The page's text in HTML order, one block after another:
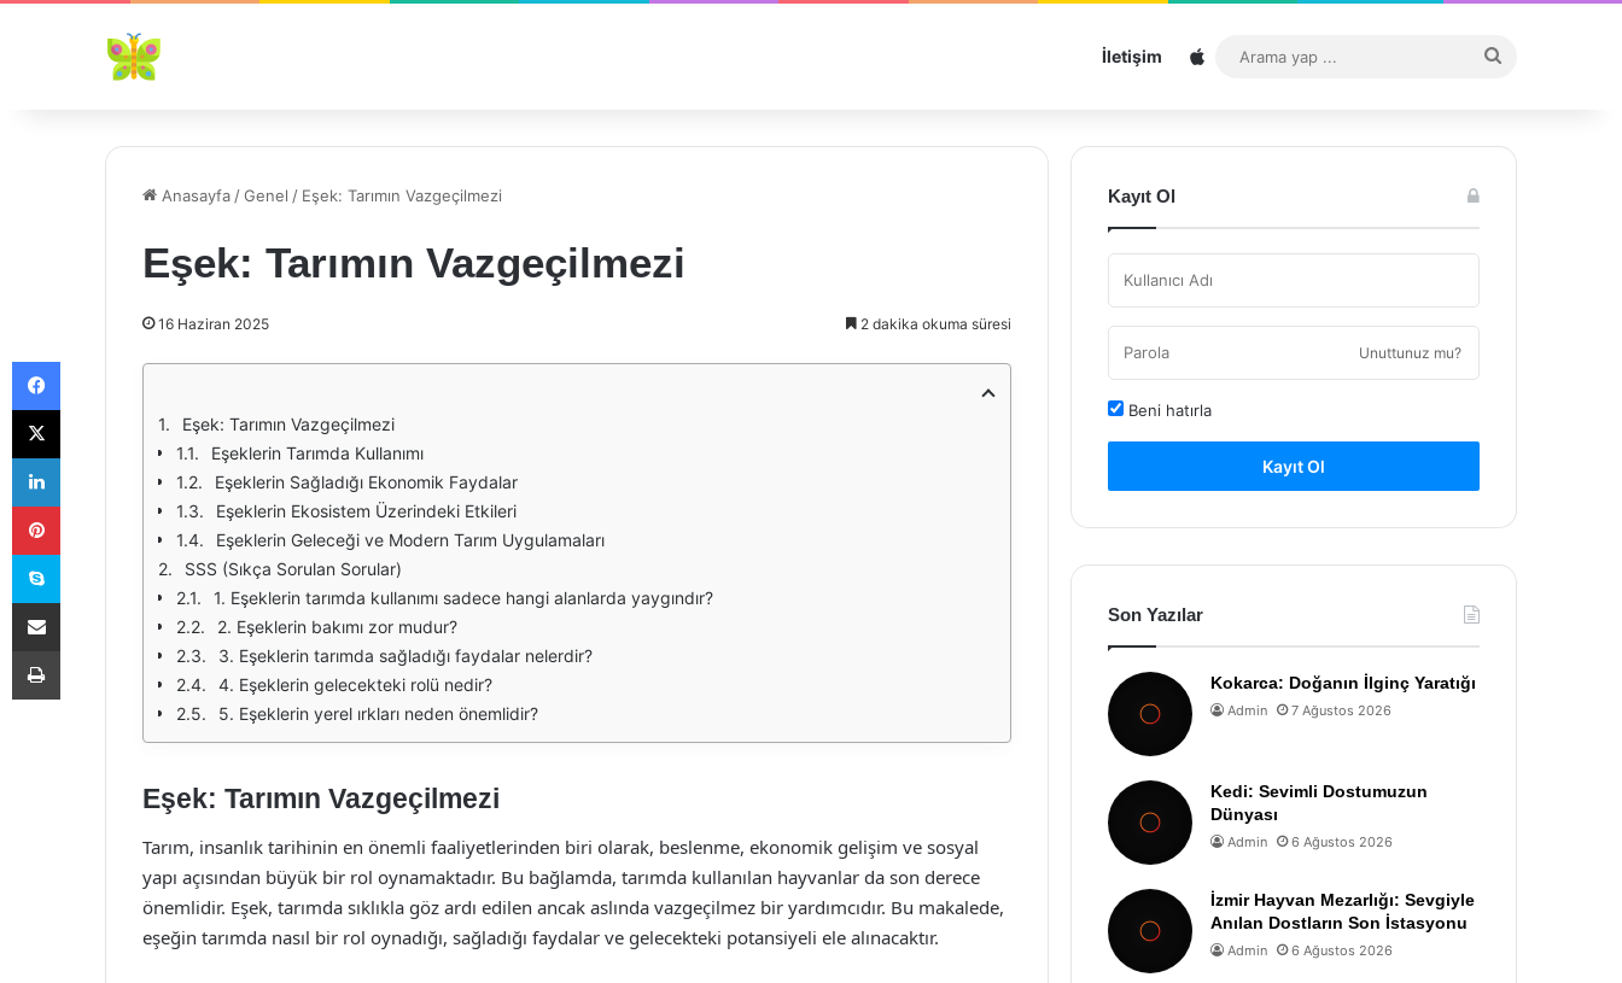
İletişim Sitemap
...
Anasayfa /Genel / Eşek: Tarımın Vazgeçilmezi
Eşek: Tarımın Vazgeçilmezi
16 Haziran 2025 2 dakika okuma süresi
Eşek: Tarımın Vazgeçilmezi
Eşeklerin Tarımda Kullanımı
Eşeklerin Sağladığı Ekonomik Faydalar
Eşeklerin Ekosistem Üzerindeki Etkileri
Eşeklerin Geleceği ve Modern Tarım Uygulamaları
SSS (Sıkça Sorulan Sorular)
1. Eşeklerin tarımda kullanımı sadece hangi alanlarda yaygındır?
2. Eşeklerin bakımı zor mudur?
3. Eşeklerin tarımda sağladığı faydalar nelerdir?
4. Eşeklerin gelecekteki rolü nedir?
5. Eşeklerin yerel ırkları neden önemlidir?
Eşek: Tarımın Vazgeçilmezi
Tarım, insanlık tarihinin en önemli faaliyetlerinden biri olarak, beslenme, ekonomik gelişim ve sosyal
yapı açısından büyük bir rol oynamaktadır. Bu bağlamda, tarımda kullanılan hayvanlar da son derece
önemlidir. Eşek, tarımda sıklıkla göz ardı edilen ancak aslında vazgeçilmez bir yardımcıdır. Bu makalede,
eşeğin tarımda nasıl bir rol oynadığı, sağladığı faydalar ve gelecekteki potansiyeli ele alınacaktır.
Kayıt Ol
Unuttunuz mu?
Beni hatırla
Kayıt Ol
Son Yazılar
Kokarca: Doğanın İlginç Yaratığı
Admin 7 Ağustos 2026
Kedi: Sevimli Dostumuzun
Dünyası
Admin 6 Ağustos 2026
İzmir Hayvan Mezarlığı: Sevgiyle
Anılan Dostların Son İstasyonu
Admin 6 Ağustos 2026
Facebook
X
LinkedIn
Pinterest
Skype
E-Posta ile paylaş